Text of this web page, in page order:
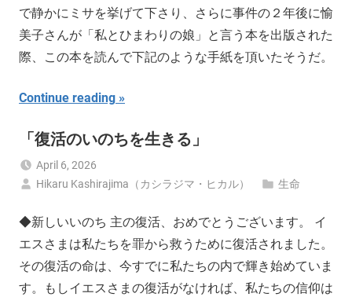
で静かにミサを挙げて下さり、さらに事件の２年後に愉
美子さんが「私とひまわりの娘」と言う本を出版された
際、この本を読んで下記のような手紙を頂いたそうだ。
Continue reading
「復活のいのちを生きる」
April 6, 2026
Hikaru Kashirajima（カシラジマ・ヒカル）
生命
◆新しいいのち 主の復活、おめでとうございます。 イ
エスさまは私たちを罪から救うために復活されました。
その復活の命は、今すでに私たちの内で輝き始めていま
す。もしイエスさまの復活がなければ、私たちの信仰は